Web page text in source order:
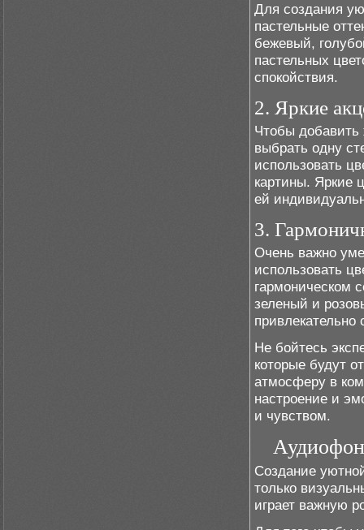
Для создания
пастельные
бежевый,
пастельных
спокойствия.
2. Яркие
Чтобы добавить
выбрать одну
использовать
картины. Яркие
ей
3.
Очень важно
использовать
гармоническом
зеленый и
Не бойтесь
которые будут
атмосферу в
настроение и
и чувством.
Создание
только
играет важную